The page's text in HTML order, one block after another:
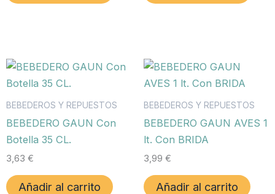
BEBEDEROS Y REPUESTOS
BEBEDERO GAUN Con
Botella 35 CL.
3,63 €
Añadir al carrito
BEBEDEROS Y REPUESTOS
BEBEDERO GAUN AVES 1
lt. Con BRIDA
3,99 €
Añadir al carrito